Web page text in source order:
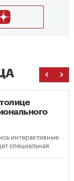
интерактивные
специальная